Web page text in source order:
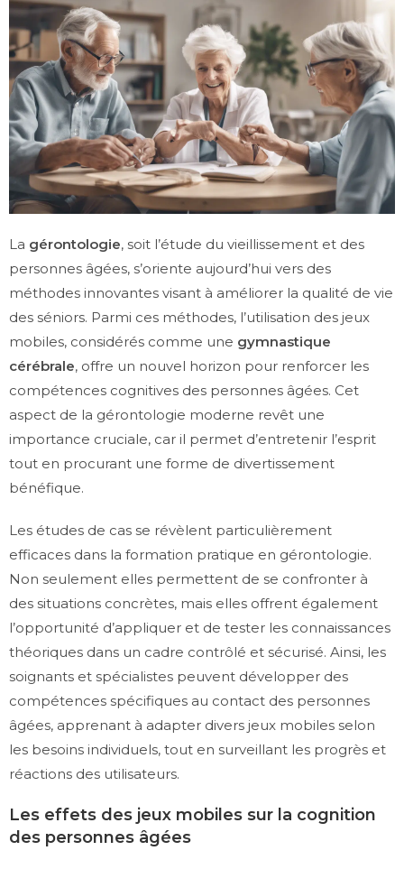
La gérontologie, soit l’étude du vieillissement et des
personnes âgées, s’oriente aujourd’hui vers des
méthodes innovantes visant à améliorer la qualité de vie
des séniors. Parmi ces méthodes, l’utilisation des jeux
mobiles, considérés comme une gymnastique
cérébrale, offre un nouvel horizon pour renforcer les
compétences cognitives des personnes âgées. Cet
aspect de la gérontologie moderne revêt une
importance cruciale, car il permet d’entretenir l’esprit
tout en procurant une forme de divertissement
bénéfique.
Les études de cas se révèlent particulièrement
efficaces dans la formation pratique en gérontologie.
Non seulement elles permettent de se confronter à
des situations concrètes, mais elles offrent également
l’opportunité d’appliquer et de tester les connaissances
théoriques dans un cadre contrôlé et sécurisé. Ainsi, les
soignants et spécialistes peuvent développer des
compétences spécifiques au contact des personnes
âgées, apprenant à adapter divers jeux mobiles selon
les besoins individuels, tout en surveillant les progrès et
réactions des utilisateurs.
Les effets des jeux mobiles sur la cognition
des personnes âgées